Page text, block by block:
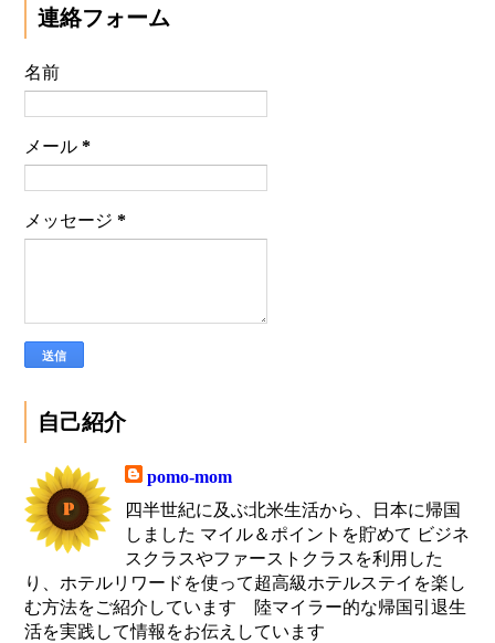
連絡フォーム
名前
メール*
メッセージ*
自己紹介
pomo-mom
四半世紀に及ぶ北米生活から、日本に帰国
しました マイル＆ポイントを貯めて ビジネ
スクラスやファーストクラスを利用した
り、ホテルリワードを使って超高級ホテルステイを楽し
む方法をご紹介しています 陸マイラー的な帰国引退生
活を実践して情報をお伝えしています